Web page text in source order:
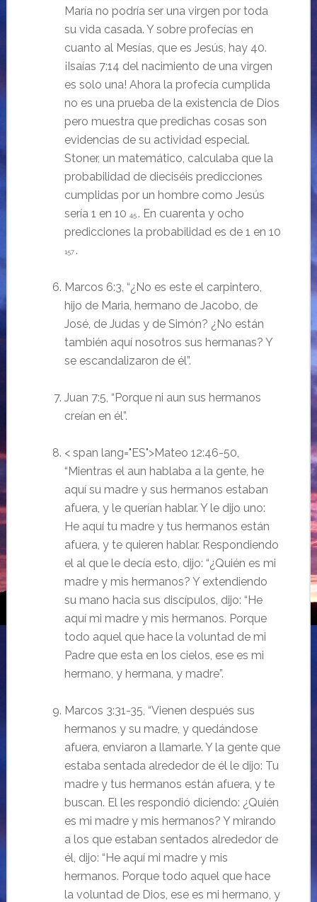
María no podríaser una virgen por toda
su vida casada. Y sobre profecías en
cuanto al Mesías, que es Jesús, hay 40.
¡Isaías 7:14 del nacimiento de una virgen
es solo una! Ahora la profecía cumplida
no es una prueba de la existencia de Dios
pero muestra que predichas cosas son
evidencias de su actividad especial.
Stoner, un matemático, calculaba que la
probabilidad de dieciséis predicciones
cumplidas por un hombre como Jesús
sería 1 en 10 45 . En cuarenta y ocho
predicciones la probabilidad es de 1 en 10
157 .
Marcos 6:3, “¿No es este el carpintero,
hijo de Maria, hermano de Jacobo, de
José, de Judas y de Simón? ¿No están
también aquí nosotros sus hermanas? Y
se escandalizaron de él”.
Juan 7:5, “Porque ni aun sus hermanos
creían en él”.
< span lang="ES">Mateo 12:46-50,
“Mientras el aun hablaba a la gente, he
aquí su madre y sus hermanos estaban
afuera, y le querían hablar. Y le dijo uno:
He aquí tu madre y tus hermanos están
afuera, y te quieren hablar. Respondiendo
el al que le decía esto, dijo: “¿Quién es mi
madre y mis hermanos? Y extendiendo
su mano hacia sus discípulos, dijo: “He
aquí mi madre y mis hermanos. Porque
todo aquel que hace la voluntad de mi
Padre que esta en los cielos, ese es mi
hermano, y hermana, y madre”.
Marcos 3:31-35, “Vienen después sus
hermanos y su madre, y quedándose
afuera, enviaron a llamarle. Y la gente que
estaba sentada alrededor de él le dijo: Tu
madre y tus hermanos están afuera, y te
buscan. El les respondió diciendo: ¿Quién
es mi madre y mis hermanos? Y mirando
a los que estaban sentados alrededor de
él, dijo: “He aquí mi madre y mis
hermanos. Porque todo aquel que hace
la voluntad de Dios, ese es mi hermano, y